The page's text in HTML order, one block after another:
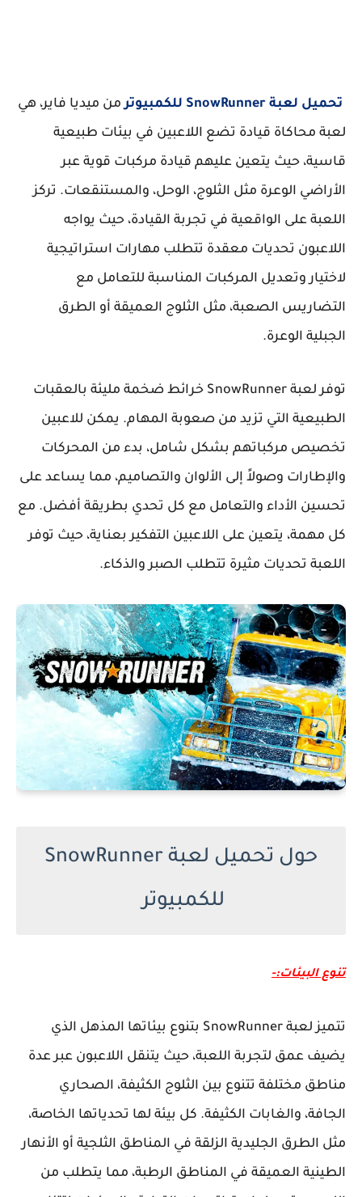
تحميل لعبة SnowRunner للكمبيوتر
من ميديا فاير، هي
لعبة محاكاة قيادة تضع اللاعبين في بيئات طبيعية
قاسية، حيث يتعين عليهم قيادة مركبات قوية عبر
الأراضي الوعرة مثل الثلوج، الوحل، والمستنقعات. تركز
اللعبة على الواقعية في تجربة القيادة، حيث يواجه
اللاعبون تحديات معقدة تتطلب مهارات استراتيجية
لاختيار وتعديل المركبات المناسبة للتعامل مع
التضاريس الصعبة، مثل الثلوج العميقة أو الطرق
الجبلية الوعرة.
توفر لعبة SnowRunner خرائط ضخمة مليئة بالعقبات
الطبيعية التي تزيد من صعوبة المهام. يمكن للاعبين
تخصيص مركباتهم بشكل شامل، بدء من المحركات
والإطارات وصولاً إلى الألوان والتصاميم، مما يساعد على
تحسين الأداء والتعامل مع كل تحدي بطريقة أفضل. مع
كل مهمة، يتعين على اللاعبين التفكير بعناية، حيث توفر
اللعبة تحديات مثيرة تتطلب الصبر والذكاء.
حول تحميل لعبة SnowRunner
للكمبيوتر
تنوع البيئات:-
تتميز لعبة SnowRunner بتنوع بيئاتها المذهل الذي
يضيف عمق لتجربة اللعبة، حيث يتنقل اللاعبون عبر عدة
مناطق مختلفة تتنوع بين الثلوج الكثيفة، الصحاري
الجافة، والغابات الكثيفة. كل بيئة لها تحدياتها الخاصة،
مثل الطرق الجليدية الزلقة في المناطق الثلجية أو الأنهار
الطينية العميقة في المناطق الرطبة، مما يتطلب من